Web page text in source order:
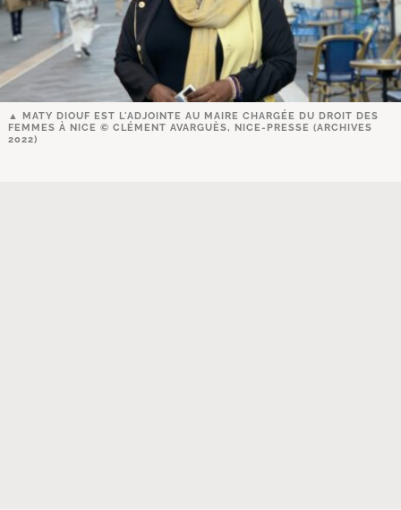
MATY DIOUF EST L'ADJOINTE AU MAIRE CHARGÉE DU DROIT DES
FEMMES À NICE © CLÉMENT AVARGUÈS, NICE-PRESSE (ARCHIVES
2022)